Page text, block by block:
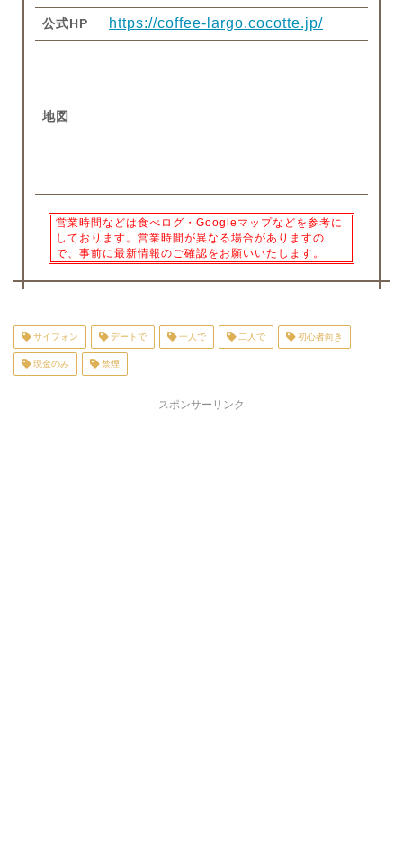
公式HP https://coffee-largo.cocotte.jp/
地図
営業時間などは食べログ・Googleマップなどを参考に
しております。営業時間が異なる場合がありますの
で、事前に最新情報のご確認をお願いいたします。
サイフォン デートで 一人で 二人で 初心者向き
現金のみ 禁煙
スポンサーリンク